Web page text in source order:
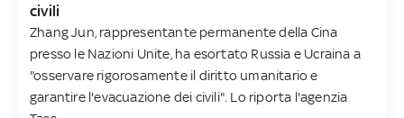
civili
Zhang Jun, rappresentante permanente della Cina
presso le Nazioni Unite, ha esortato Russia e Ucraina a
"osservare rigorosamente il diritto umanitario e
garantire l'evacuazione dei civili". Lo riporta l'agenzia